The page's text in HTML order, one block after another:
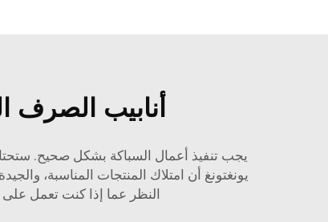
أنابيب الصرف
يجب تنفيذ أعمال السباكة بشكل صحيح.
يونغتونغ أن امتلاك المنتجات المناسبة،
النظر عما إذا كنت تعمل على